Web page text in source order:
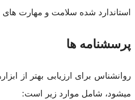
استاندارد شده سلامت و مهارت
پرسشنامه ها
روانشناس برای ارزیابی بهتر از
میشود، شامل موارد زیر است: